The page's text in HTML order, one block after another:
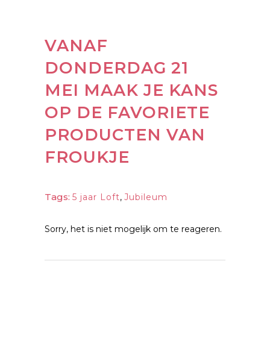
VANAF
DONDERDAG 21
MEI MAAK JE KANS
OP DE FAVORIETE
PRODUCTEN VAN
FROUKJE
Tags: 5 jaar Loft, Jubileum
Sorry, het is niet mogelijk om te reageren.